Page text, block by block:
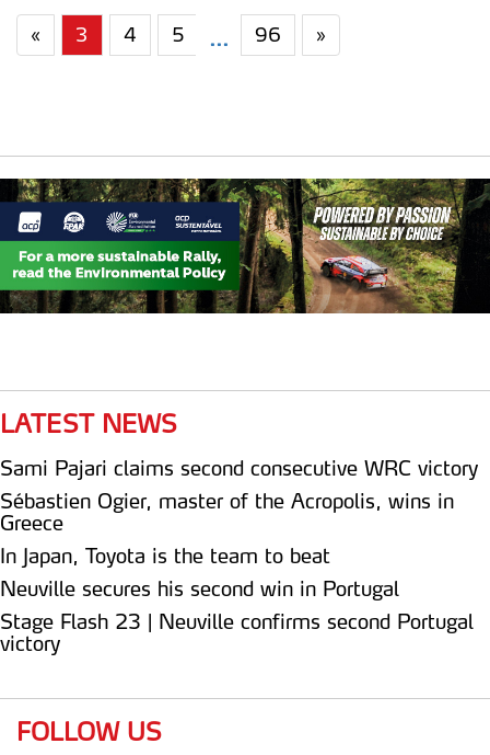
« 3 4 5 ... 96 »
LATEST NEWS
Sami Pajari claims second consecutive WRC victory
Sébastien Ogier, master of the Acropolis, wins in
Greece
In Japan, Toyota is the team to beat
Neuville secures his second win in Portugal
Stage Flash 23 | Neuville confirms second Portugal
victory
FOLLOW US